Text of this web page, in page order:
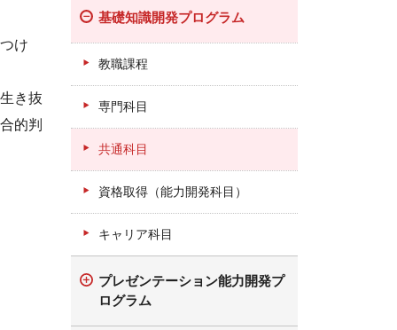
基礎知識開発プログラム
教職課程
専門科目
共通科目
資格取得（能力開発科目）
キャリア科目
プレゼンテーション能力開発プ
ログラム
け
き抜
的判